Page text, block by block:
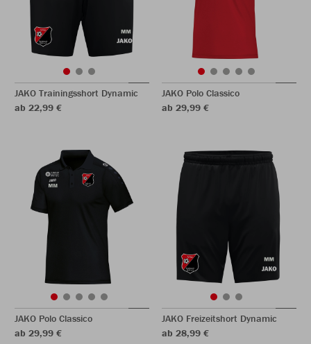
JAKO Trainingsshort Dynamic
ab 22,99 €
JAKO Polo Classico
ab 29,99 €
JAKO Polo Classico
ab 29,99 €
JAKO Freizeitshort Dynamic
ab 28,99 €